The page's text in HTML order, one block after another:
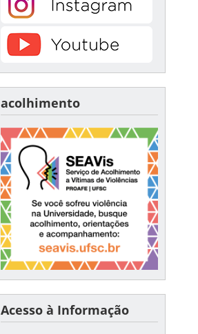
acolhimento
Acesso à Informação